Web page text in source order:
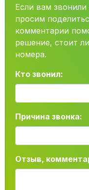
Если вам
просим
комментарии
решение, стоит
номера.
Кто звонил:
Причина звонка:
Отзыв,